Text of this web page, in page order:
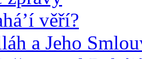
věří?
a Jeho